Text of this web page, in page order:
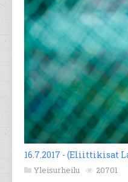
16.7.2017 - (Eliittikisat
Yleisurheilu 20701